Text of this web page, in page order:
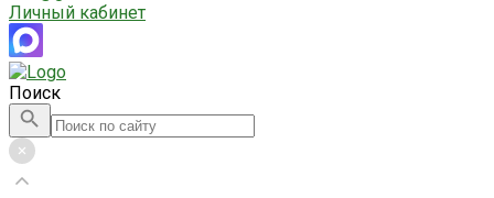
Личный кабинет
Поиск